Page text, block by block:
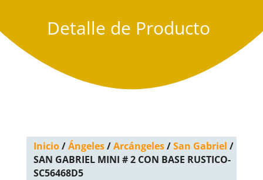
Detalle de Producto
Inicio/Ángeles/Arcángeles/San Gabriel /
SAN GABRIEL MINI # 2 CON BASE RUSTICO-
SC56468D5